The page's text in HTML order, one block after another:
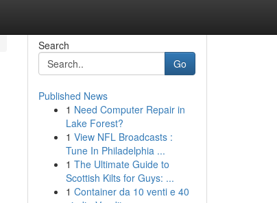
Search
Go
Published News
1 Need Computer Repair in
Lake Forest?
1 View NFL Broadcasts :
Tune In Philadelphia ...
1 The Ultimate Guide to
Scottish Kilts for Guys: ...
1 Container da 10 venti e 40